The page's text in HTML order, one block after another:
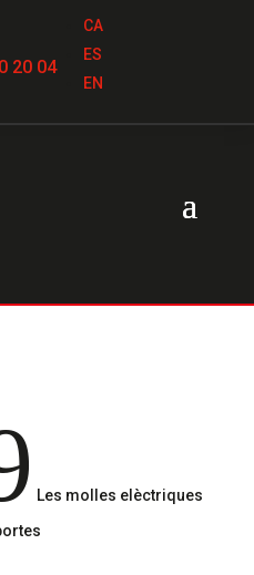
20 04
CA
ES
EN
Les molles elèctriques